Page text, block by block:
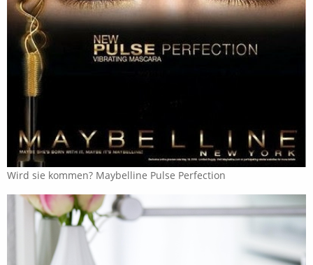
Wird sie kommen? Maybelline Pulse Perfection